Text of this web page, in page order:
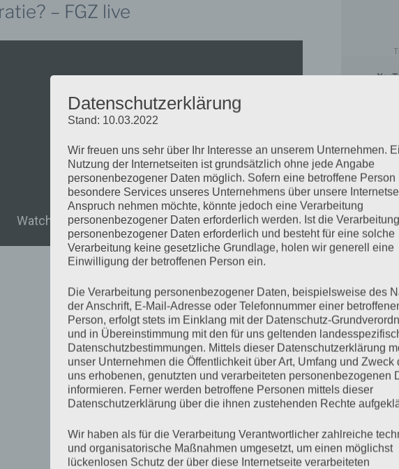
– FGZ live
AKTUELLE
Kolumne
uns einige
Tagesspiegel
Zum Beitrag
Datenschutzerklärung
Stand: 10.03.2022
Wir freuen uns sehr über Ihr Interesse an unserem Unternehmen.
Nutzung der Internetseiten ist grundsätzlich ohne jede Angabe
personenbezogener Daten möglich. Sofern eine betroffene Person
besondere Services unseres Unternehmens über unsere
Anspruch nehmen möchte, könnte jedoch eine Verarbeitung
personenbezogener Daten erforderlich werden. Ist die Verarbeitung
personenbezogener Daten erforderlich und besteht für eine solche
Verarbeitung keine gesetzliche Grundlage, holen wir generell eine
Einwilligung der betroffenen Person ein.
Die Verarbeitung personenbezogener Daten, beispielsweise des
der Anschrift, E-Mail-Adresse oder Telefonnummer einer
Person, erfolgt stets im Einklang mit der Datenschutz-
und in Übereinstimmung mit den für uns geltenden
Datenschutzbestimmungen. Mittels dieser Datenschutzerklärung
unser Unternehmen die Öffentlichkeit über Art, Umfang und Zweck
uns erhobenen, genutzten und verarbeiteten personenbezogenen
informieren. Ferner werden betroffene Personen mittels dieser
Datenschutzerklärung über die ihnen zustehenden Rechte
Wir haben als für die Verarbeitung Verantwortlicher zahlreiche
und organisatorische Maßnahmen umgesetzt, um einen möglichst
lückenlosen Schutz der über diese Internetseite verarbeiteten